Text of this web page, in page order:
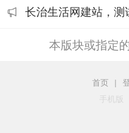
长治生活网建站，测
本版块或指定
首页 |
手机版